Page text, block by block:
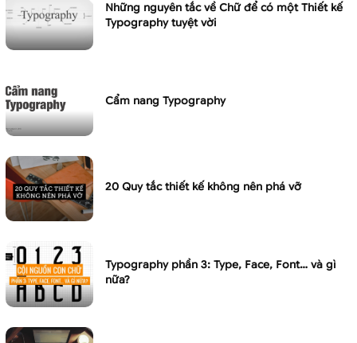
Những nguyên tắc về Chữ để có một Thiết kế
Typography tuyệt vời
Cẩm nang Typography
20 Quy tắc thiết kế không nên phá vỡ
Typography phần 3: Type, Face, Font… và gì
nữa?